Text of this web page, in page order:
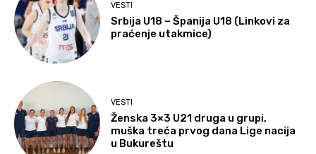
VESTI
Srbija U18 – Španija U18 (Linkovi za
praćenje utakmice)
VESTI
Ženska 3×3 U21 druga u grupi,
muška treća prvog dana Lige nacija
u Bukureštu